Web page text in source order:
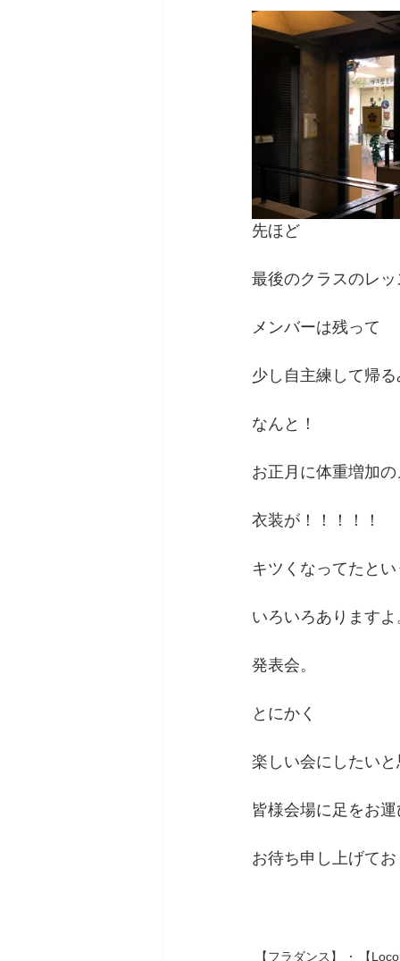
先ほど
最後のクラスのレ
メンバーは残って
少し自主練して帰
なんと！
お正月に体重増加
衣装が！！！！！
キツくなってたと
いろいろありますよ
発表会。
とにかく
楽しい会にしたい
皆様会場に足をお
お待ち申し上げて
【フラダンス】 【